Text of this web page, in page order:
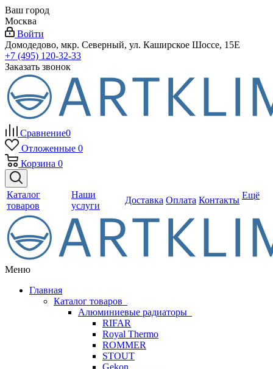
Ваш город
Москва
Войти
Домодедово, мкр. Северный, ул. Каширское Шоссе, 15Е
+7 (495) 120-32-33
Заказать звонок
Сравнение0
Отложенные 0
Корзина 0
Каталог
товаров
Наши
услуги
Доставка Оплата Контакты Ещё
Меню
Главная
Каталог товаров
Алюминиевые радиаторы
RIFAR
Royal Thermo
ROMMER
STOUT
Gekon